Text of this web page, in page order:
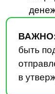
органы